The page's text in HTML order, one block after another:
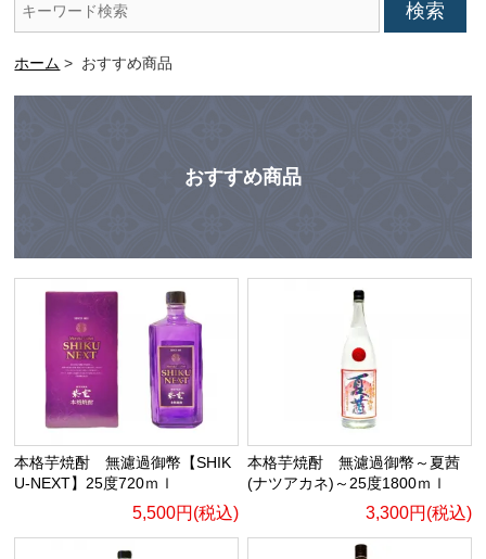
ホーム > おすすめ商品
おすすめ商品
本格芋焼酎 無濾過御幣【SHIK
U-NEXT】25度720ｍｌ
5,500円(税込)
本格芋焼酎 無濾過御幣～夏茜
(ナツアカネ)～25度1800ｍｌ
3,300円(税込)